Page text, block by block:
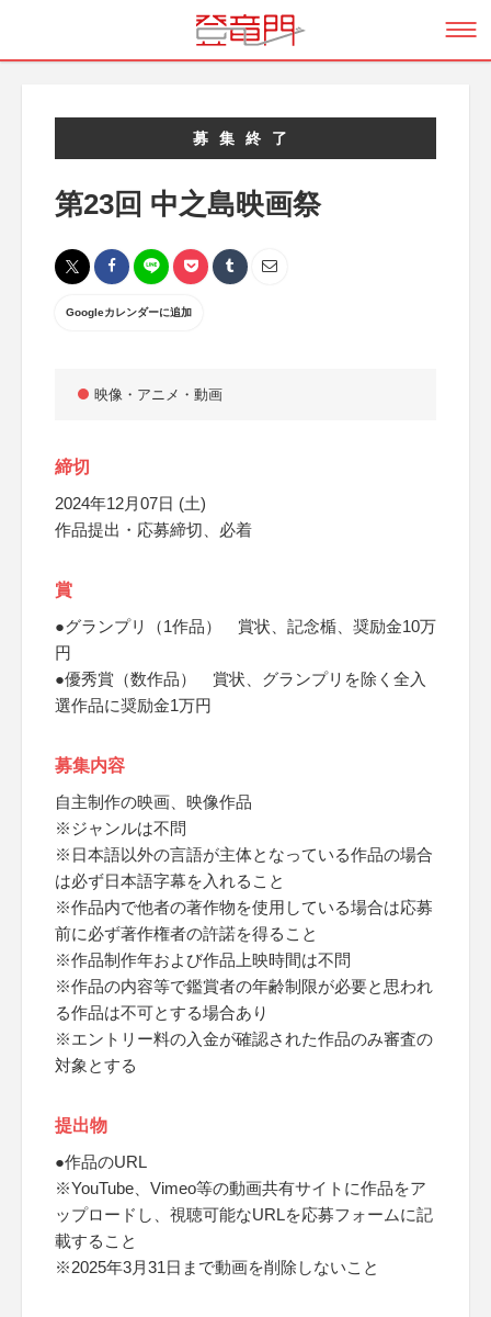
募集終了
第23回 中之島映画祭
Googleカレンダーに追加
映像・アニメ・動画
締切
2024年12月07日 (土)
作品提出・応募締切、必着
賞
●グランプリ（1作品） 賞状、記念楯、奨励金10万
円
●優秀賞（数作品） 賞状、グランプリを除く全入
選作品に奨励金1万円
募集内容
自主制作の映画、映像作品
※ジャンルは不問
※日本語以外の言語が主体となっている作品の場合
は必ず日本語字幕を入れること
※作品内で他者の著作物を使用している場合は応募
前に必ず著作権者の許諾を得ること
※作品制作年および作品上映時間は不問
※作品の内容等で鑑賞者の年齢制限が必要と思われ
る作品は不可とする場合あり
※エントリー料の入金が確認された作品のみ審査の
対象とする
提出物
●作品のURL
※YouTube、Vimeo等の動画共有サイトに作品をア
ップロードし、視聴可能なURLを応募フォームに記
載すること
※2025年3月31日まで動画を削除しないこと